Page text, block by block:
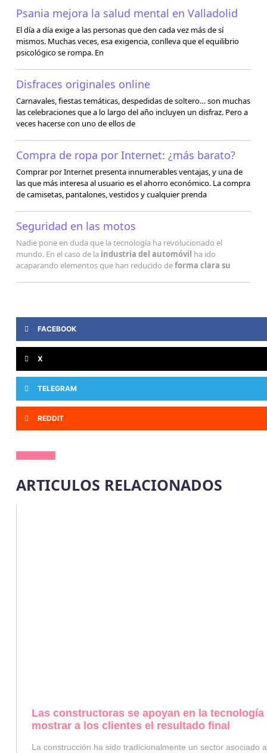
Psania mejora la salud mental en Valladolid
El día a día exige a las personas que den cada vez más de sí
mismos. Muchas veces, esa exigencia, conlleva que el equilibrio
psicológico se rompa. En
Disfraces originales online
Carnavales, fiestas temáticas, despedidas de soltero… son muchas
las celebraciones que a lo largo del año incluyen un disfraz. Pero a
veces hacerse con uno de ellos de
Compra de ropa por Internet: ¿más barato?
Comprar por Internet presenta innumerables ventajas, y una de
las que más interesa al usuario es el ahorro económico. La compra
de camisetas, pantalones, vestidos y cualquier prenda
Seguridad en las motos
Nadie pone en duda que la tecnología ha revolucionado el
mundo. En el caso de la industria del automóvil ha ido
acaparando elementos que han reducido deforma clara su
FACEBOOK
X
TELEGRAM
REDDIT
ARTICULOS RELACIONADOS
Las constructoras se apoyan en la tecnología
mostrar a los clientes el resultado final
La construcción ha sido tradicionalmente un sector asociado